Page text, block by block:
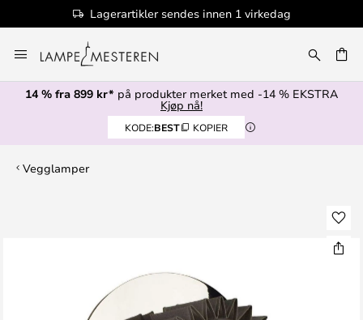
Lagerartikler sendes innen 1 virkedag
til
innhold
14 % fra 899 kr* på produkter merket med -14 % EKSTRA
Kjøp nå!
KODE:BEST KOPIER
Vegglamper